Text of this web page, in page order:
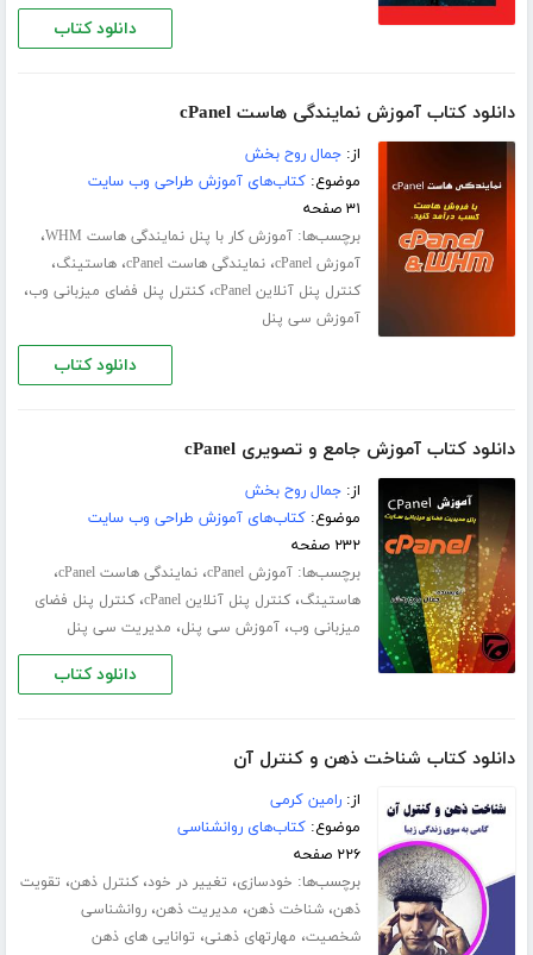
دانلود کتاب
دانلود کتاب آموزش نمایندگی هاست cPanel
از:جمال روح بخش
موضوع:کتاب‌های آموزش طراحی وب سایت
۳۱ صفحه
برچسب‌ها:آموزش کار با پنل نمایندگی هاست WHM ،
آموزش cPanel ،نمایندگی هاست cPanel ،هاستینگ،
کنترل پنل آنلاین cPanel ،کنترل پنل فضای میزبانی وب،
آموزش سی پنل
دانلود کتاب
دانلود کتاب آموزش جامع و تصویری cPanel
از:جمال روح بخش
موضوع:کتاب‌های آموزش طراحی وب سایت
۲۳۲ صفحه
برچسب‌ها:آموزش cPanel ،نمایندگی هاست cPanel ،
هاستینگ،کنترل پنل آنلاین cPanel ،کنترل پنل فضای
میزبانی وب،آموزش سی پنل، مدیریت سی پنل
دانلود کتاب
دانلود کتاب شناخت ذهن و کنترل آن
از:رامین کرمی
موضوع:کتاب‌های روانشناسی
۲۲۶ صفحه
برچسب‌ها: خودسازی، تغییر در خود،کنترل ذهن، تقویت
ذهن،شناخت ذهن، مدیریت ذهن،روانشناسی
شخصیت، مهارت­های ذهنی، توانایی های ذهن